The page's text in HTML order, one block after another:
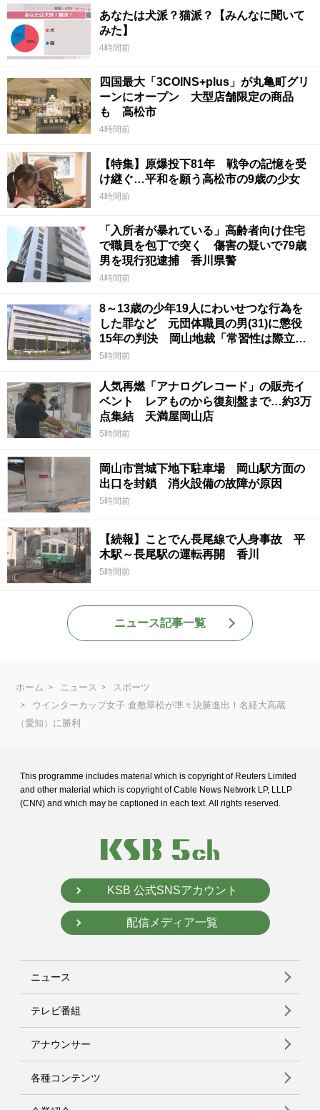
あなたは犬派？猫派？【みんなに聞いて
みた】
4時間前
四国最大「3COINS+plus」が丸亀町グリ
ーンにオープン 大型店舗限定の商品
も 高松市
4時間前
【特集】原爆投下81年 戦争の記憶を受
け継ぐ…平和を願う高松市の9歳の少女
4時間前
「入所者が暴れている」高齢者向け住宅
で職員を包丁で突く 傷害の疑いで79歳
男を現行犯逮捕 香川県警
4時間前
8～13歳の少年19人にわいせつな行為を
した罪など 元団体職員の男(31)に懲役
15年の判決 岡山地裁「常習性は際立っ
ていて被害結果も非常に重い」
5時間前
人気再燃「アナログレコード」の販売イ
ベント レアものから復刻盤まで…約3万
点集結 天満屋岡山店
5時間前
岡山市営城下地下駐車場 岡山駅方面の
出口を封鎖 消火設備の故障が原因
5時間前
【続報】ことでん長尾線で人身事故 平
木駅～長尾駅の運転再開 香川
5時間前
ニュース記事一覧
ホーム ニュース
スポーツ
ウインターカップ女子 倉敷翠松が準々決勝進出！名経大高蔵
（愛知）に勝利
This programme includes material which is copyright of Reuters Limited
and other material which is copyright of Cable News Network LP, LLLP
(CNN) and which may be captioned in each text. All rights reserved.
KSB 公式SNSアカウント
配信メディア一覧
ニュース
テレビ番組
アナウンサー
各種コンテンツ